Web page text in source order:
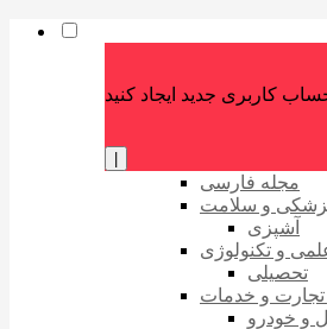
مجله فارسی
و سلامت
آشپزی
و تکنولوژی
تحصیلی
و خدمات
و خودرو